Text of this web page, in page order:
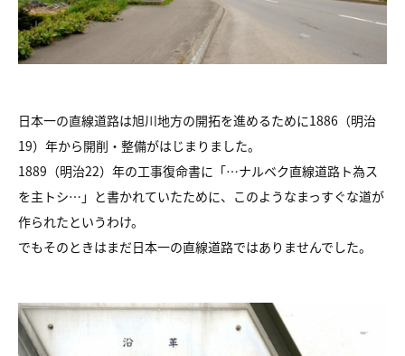
日本一の直線道路は旭川地方の開拓を進めるために1886（明治
19）年から開削・整備がはじまりました。
1889（明治22）年の工事復命書に「…ナルベク直線道路ト為ス
を主トシ…」と書かれていたために、このようなまっすぐな道が
作られたというわけ。
でもそのときはまだ日本一の直線道路ではありませんでした。